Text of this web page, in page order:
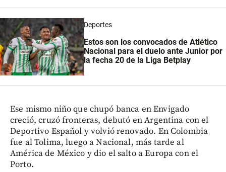
Deportes
Estos son los convocados de Atlético
Nacional para el duelo ante Junior por
la fecha 20 de la Liga Betplay
Ese mismo niño que chupó banca en Envigado
creció, cruzó fronteras, debutó en Argentina con el
Deportivo Español y volvió renovado. En Colombia
fue al Tolima, luego a Nacional, más tarde al
América de México y dio el salto a Europa con el
Porto.